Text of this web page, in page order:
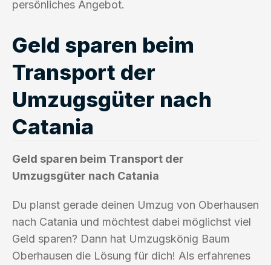
persönliches Angebot.
Geld sparen beim
Transport der
Umzugsgüter nach
Catania
Geld sparen beim Transport der
Umzugsgüter nach Catania
Du planst gerade deinen Umzug von Oberhausen
nach Catania und möchtest dabei möglichst viel
Geld sparen? Dann hat Umzugskönig Baum
Oberhausen die Lösung für dich! Als erfahrenes